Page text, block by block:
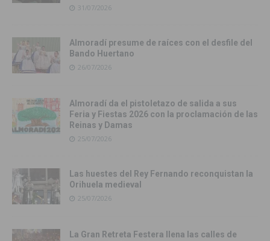
31/07/2026
Almoradí presume de raíces con el desfile del
Bando Huertano
26/07/2026
Almoradí da el pistoletazo de salida a sus
Feria y Fiestas 2026 con la proclamación de las
Reinas y Damas
25/07/2026
Las huestes del Rey Fernando reconquistan la
Orihuela medieval
25/07/2026
La Gran Retreta Festera llena las calles de